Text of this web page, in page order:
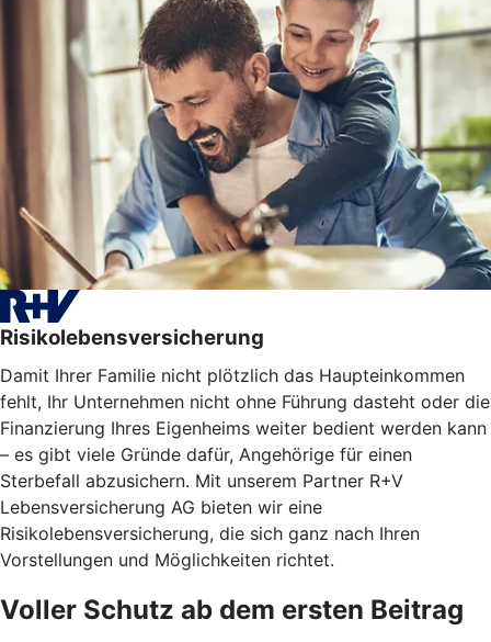
Risikolebensversicherung
Damit Ihrer Familie nicht plötzlich das Haupteinkommen
fehlt, Ihr Unternehmen nicht ohne Führung dasteht oder die
Finanzierung Ihres Eigenheims weiter bedient werden kann
– es gibt viele Gründe dafür, Angehörige für einen
Sterbefall abzusichern. Mit unserem Partner R+V
Lebensversicherung AG bieten wir eine
Risikolebensversicherung, die sich ganz nach Ihren
Vorstellungen und Möglichkeiten richtet.
Voller Schutz ab dem ersten Beitrag